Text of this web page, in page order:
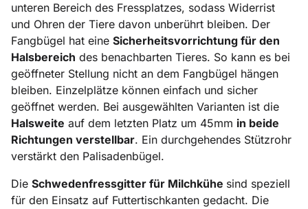
unteren Bereich des Fressplatzes, sodass Widerrist
und Ohren der Tiere davon unberührt bleiben. Der
Fangbügel hat eine Sicherheitsvorrichtung für den
Halsbereich des benachbarten Tieres. So kann es bei
geöffneter Stellung nicht an dem Fangbügel hängen
bleiben. Einzelplätze können einfach und sicher
geöffnet werden. Bei ausgewählten Varianten ist die
Halsweite auf dem letzten Platz um 45mm in beide
Richtungen verstellbar. Ein durchgehendes Stützrohr
verstärkt den Palisadenbügel.
Die Schwedenfressgitter für Milchkühe sind speziell
für den Einsatz auf Futtertischkanten gedacht. Die